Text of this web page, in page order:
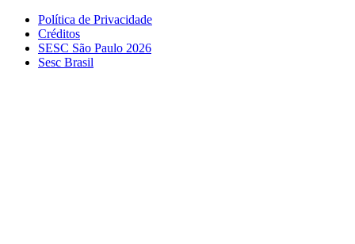
Política de Privacidade
Créditos
SESC São Paulo 2026
Sesc Brasil